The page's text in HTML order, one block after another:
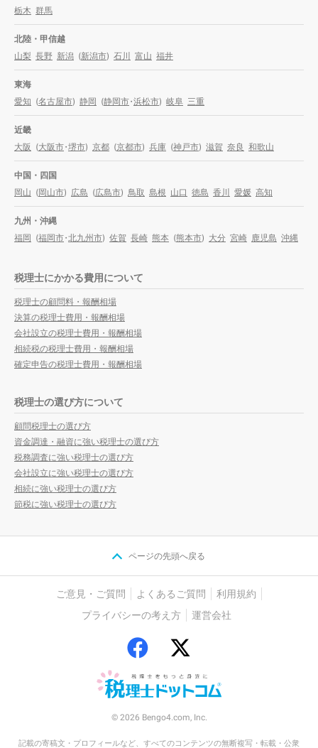
栃木 群馬
北陸・甲信越
山梨 長野 新潟 (新潟市) 石川 富山 福井
東海
愛知 (名古屋市) 静岡 (静岡市・浜松市) 岐阜 三重
近畿
大阪 (大阪市・堺市) 京都 (京都市) 兵庫 (神戸市) 滋賀 奈良 和歌山
中国・四国
岡山 (岡山市) 広島 (広島市) 鳥取 島根 山口 徳島 香川 愛媛 高知
九州・沖縄
福岡 (福岡市・北九州市) 佐賀 長崎 熊本 (熊本市) 大分 宮崎 鹿児島 沖縄
税理士にかかる費用について
税理士の顧問料・報酬相場
決算の税理士費用・報酬相場
会社設立の税理士費用・報酬相場
相続税の税理士費用・報酬相場
確定申告の税理士費用・報酬相場
税理士の選び方について
顧問税理士の選び方
資金調達・融資に強い税理士の選び方
税務調査に強い税理士の選び方
会社設立に強い税理士の選び方
相続に強い税理士の選び方
節税に強い税理士の選び方
ページの先頭へ戻る
ご意見・ご質問 よくあるご質問
利用規約
プライバシーの考え方
運営会社
© 2026 Bengo4.com, Inc.
記載の寄稿文・プロフィールなど、すべてのコンテンツの無断複写・転載・公衆